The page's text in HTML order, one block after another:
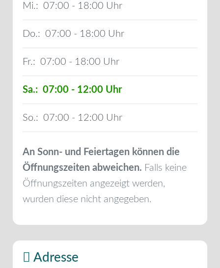
Mi.: 07:00 - 18:00
Do.: 07:00 - 18:00
Fr.: 07:00 - 18:00
Sa.: 07:00 - 12:00
So.: 07:00 - 12:00
An Sonn- und Feiertagen können die
Öffnungszeiten abweichen. Falls keine
Öffnungszeiten angezeigt werden,
wurden diese nicht angegeben.
Adresse